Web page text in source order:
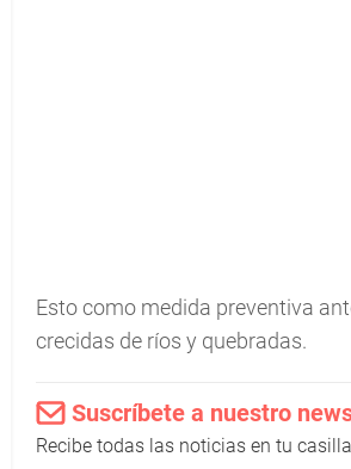
Esto como medida preventiva
crecidas de ríos y quebradas.
Suscríbete a nuestro
Recibe todas las noticias en tu